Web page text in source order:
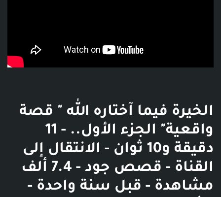
الخيرة فيما آختاره الله " قصة
واقعية" الجزء الأول.. - 11
دقيقة و10 ثوان - الانتقال إلى
القناة - قصص جود - 7.4 ألف
مشاهدة - قبل سنة واحدة -